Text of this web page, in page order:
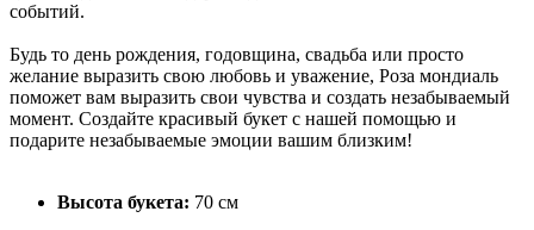
событий.
Будь то день рождения, годовщина, свадьба или просто
желание выразить свою любовь и уважение, Роза мондиаль
поможет вам выразить свои чувства и создать незабываемый
момент. Создайте красивый букет с нашей помощью и
подарите незабываемые эмоции вашим близким!
Высота букета: 70 см